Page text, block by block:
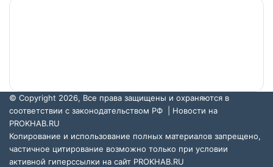
© Copyright 2026, Все права защищены и охраняются в
соответствии с законодательством РФ | Новости на
PROKHAB.RU
Копирование и использование полных материалов запрещено,
частичное цитирование возможно только при условии
активной гиперссылки на сайт PROKHAB.RU